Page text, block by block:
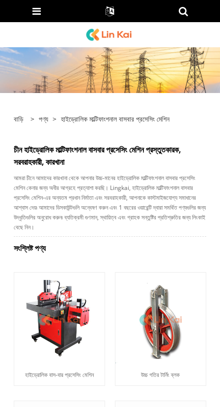
বাড়ি > পণ্য > হাইড্রোলিক মাল্টিফাংশনাল বাসবার প্রসেসিং মেশিন
চীন হাইড্রোলিক মাল্টিফাংশনাল বাসবার প্রসেসিং মেশিন প্রস্তুতকারক,
সরবরাহকারী, কারখানা
আমরা চীনে আমাদের কারখানা থেকে আপনার উচ্চ-মানের হাইড্রোলিক মাল্টিফাংশনাল বাসবার প্রসেসিং
মেশিন কেনার জন্য অধীর আগ্রহে প্রত্যাশা করছি। Lingkai, হাইড্রোলিক মাল্টিফাংশনাল বাসবার
প্রসেসিং মেশিন-এর অন্যতম প্রধান নির্মাতা এবং সরবরাহকারী, আপনাকে কাস্টমাইজযোগ্য সমাধানের
আশ্বাস দেয়৷ আমাদের ডিসকাউন্টগুলি অন্বেষণ করুন এবং 1 বছরের ওয়ারেন্টি দ্বারা সমর্থিত পণ্যগুলির জন্য
উদ্ধৃতিগুলির অনুরোধ করুন৷ ব্যতিক্রমী গুণমান, স্থায়িত্ব এবং গ্রাহক সন্তুষ্টির প্রতিশ্রুতির জন্য লিংকাই
বেছে নিন।
সংশ্লিষ্ট পণ্য
হাইড্রোলিক বাস-বার প্রসেসিং মেশিন উচ্চ গতির টার্নিং ব্লক